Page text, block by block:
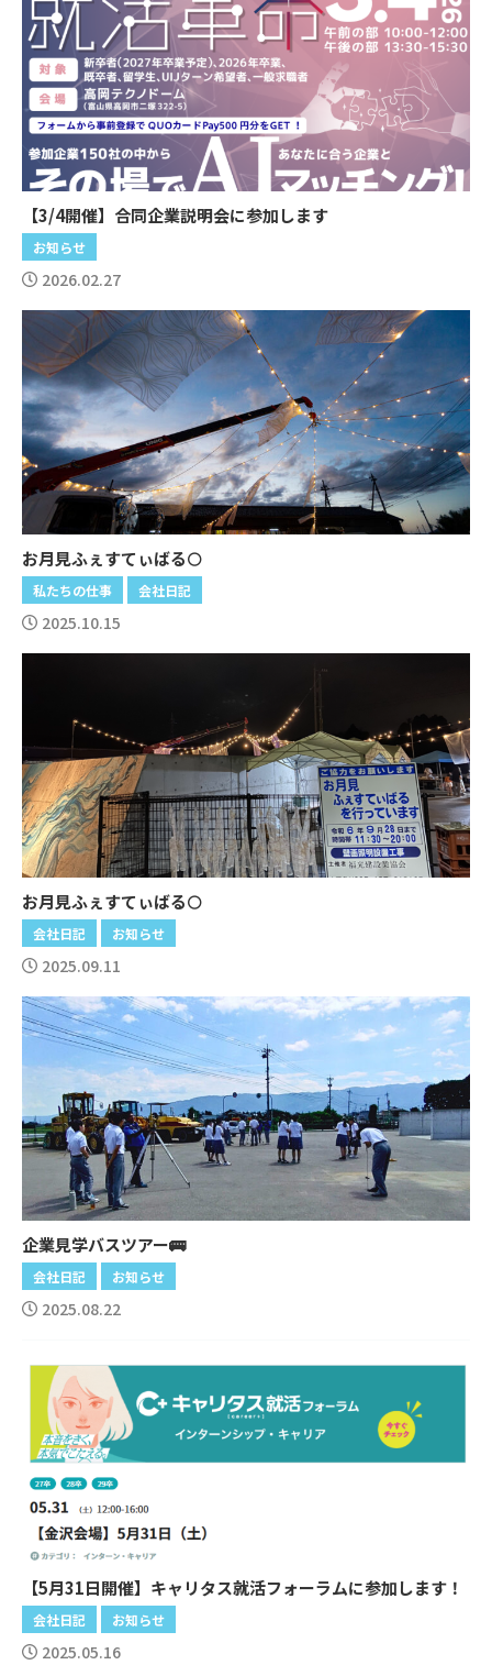
【3/4開催】合同企業説明会に参加します
お知らせ
2026.02.27
お月見ふぇすてぃばる🌕
私たちの仕事 会社日記
2025.10.15
お月見ふぇすてぃばる🌕
会社日記 お知らせ
2025.09.11
企業見学バスツアー🚌
会社日記 お知らせ
2025.08.22
【5月31日開催】キャリタス就活フォーラムに参加します！
会社日記 お知らせ
2025.05.16